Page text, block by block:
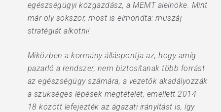
egészségügyi közgazdász, a MEMT alelnöke. Mint
már oly sokszor, most is elmondta: muszáj
stratégiát alkotni!
Miközben a kormány álláspontja az, hogy amíg
pazarló a rendszer, nem biztosítanak több forrást
az egészségügy számára, a vezetők akadályozzák
a szükséges lépések megtételét, emellett 2014-
18 között lefejezték az ágazati irányítást is, így